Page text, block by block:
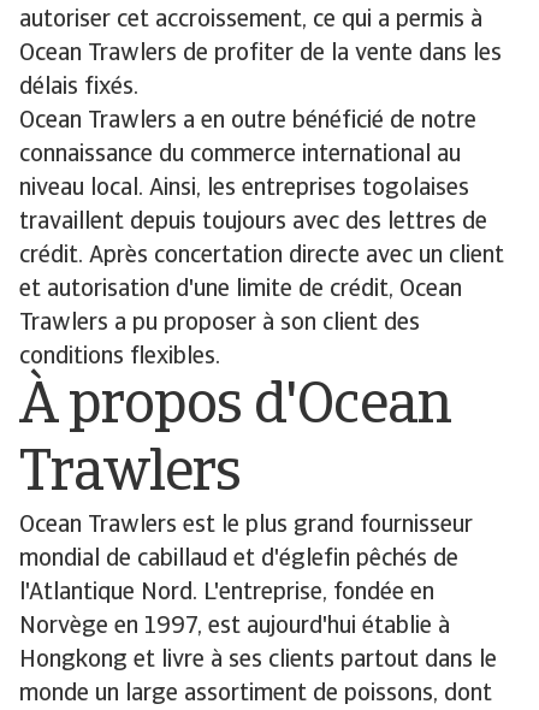
autoriser cet accroissement, ce qui a permis à
Ocean Trawlers de profiter de la vente dans les
délais fixés.
Ocean Trawlers a en outre bénéficié de notre
connaissance du commerce international au
niveau local. Ainsi, les entreprises togolaises
travaillent depuis toujours avec des lettres de
crédit. Après concertation directe avec un client
et autorisation d'une limite de crédit, Ocean
Trawlers a pu proposer à son client des
conditions flexibles.
À propos d'Ocean
Trawlers
Ocean Trawlers est le plus grand fournisseur
mondial de cabillaud et d'églefin pêchés de
l'Atlantique Nord. L'entreprise, fondée en
Norvège en 1997, est aujourd'hui établie à
Hongkong et livre à ses clients partout dans le
monde un large assortiment de poissons, dont